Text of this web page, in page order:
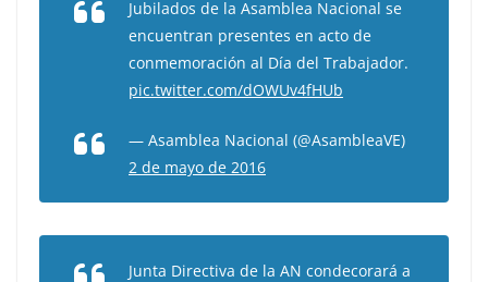
Jubilados de la Asamblea Nacional se
encuentran presentes en acto de
conmemoración al Día del Trabajador.
pic.twitter.com/dOWUv4fHUb
— Asamblea Nacional (@AsambleaVE)
2 de mayo de 2016
Junta Directiva de la AN condecorará a